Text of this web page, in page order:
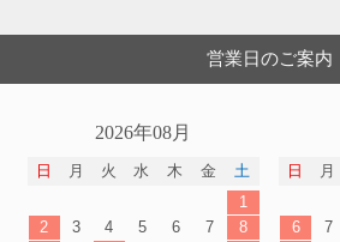
営業日のご案内
2026年08月
日 月 火 水 木 金
土
1
2
3 4 5 6 7
8
日 月
6
7